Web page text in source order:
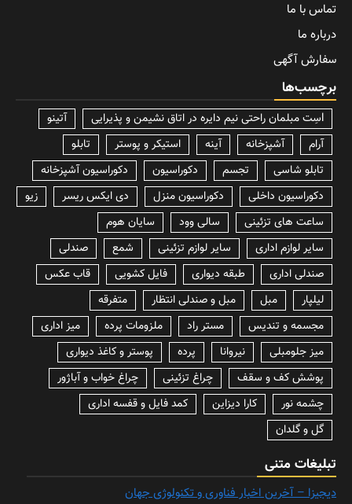
تماس با ما
درباره ما
سفارش آگهی
برچسب‌ها
lسِت مبلمان راحتی نیم دایره در اتاق نشیمن و پذیرایی
آتینو
آرام
آشپزخانه آینه استیکر و پوستر
تابلو
تابلو شاسی
تجسم دکوراسیون
دکوراسیون آشپزخانه
دکوراسیون داخلی
دکوراسیون منزل دی ایکس ریسر
زیو
ساعت های تزئینی
سالی وود
سایان هوم
سایر لوازم اداری
سایر لوازم تزئینی شمع
صندلی
صندلی اداری
طبقه دیواری فایل کشویی
قاب عکس
لیلپار
مبل مبل و صندلی انتظار
متفرقه
مجسمه و تندیس
مستر راد ملزومات پرده
میز اداری
میز جلومبلی
نیروانا پرده
پوستر و کاغذ دیواری
پوشش کف و سقف
چراغ تزئینی
چراغ خواب و آباژور
چشمه نور
کارا دیزاین
کمد فایل و قفسه اداری
گل و گلدان
تبلیغات متنی
دیجیزا – آخرین اخبار فناوری و تکنولوژی جهان